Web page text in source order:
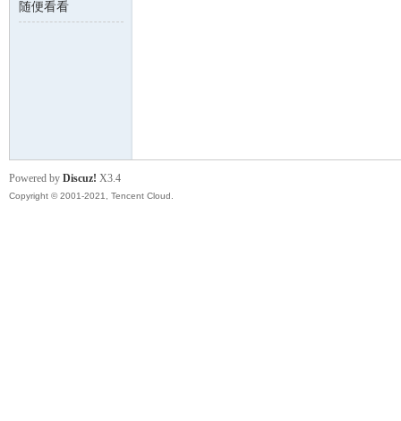
随便看看
Powered by Discuz! X3.4
Copyright © 2001-2021, Tencent Cloud.